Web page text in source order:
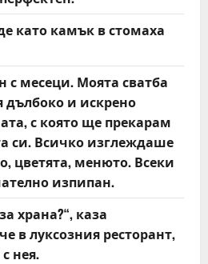
като камък в стомаха
с месеци. Моята сватба
дълбоко и искрено
с която ще прекарам
си. Всичко изглеждаше
цветята, менюто. Всеки
изпипан.
храна?“, каза
в луксозния ресторант,
нея.